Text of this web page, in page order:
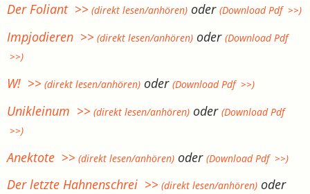
Der Foliant >> (direkt lesen/anhören) oder(Download Pdf >>)
Impjodieren >> (direkt lesen/anhören) oder(Download Pdf
>>)
W! >> (direkt lesen/anhören) oder(Download Pdf >>)
Unikleinum >> (direkt lesen/anhören) oder(Download Pdf
>>)
Anektote >> (direkt lesen/anhören) oder(Download Pdf >>)
Der letzte Hahnenschrei >> (direkt lesen/anhören) oder